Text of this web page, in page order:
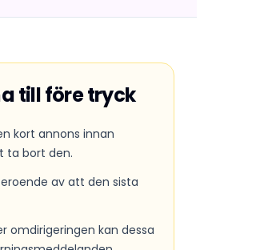
till före tryck
kort annons innan
ta bort den.
av att den sista
omdirigeringen kan dessa